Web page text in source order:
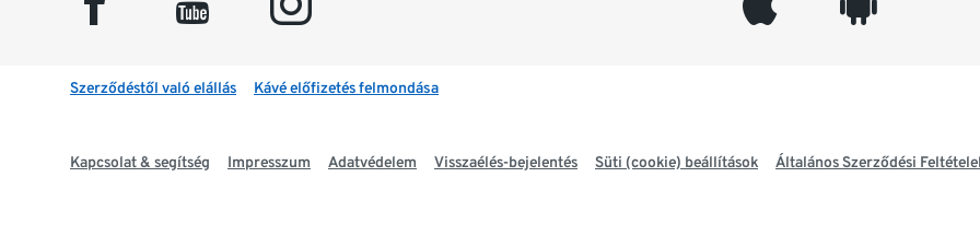
Szerződéstől való elállás Kávé előfizetés felmondása
Kapcsolat & segítség Impresszum Adatvédelem Visszaélés-bejelentés Süti (cookie) beállítások Általános Szerződési